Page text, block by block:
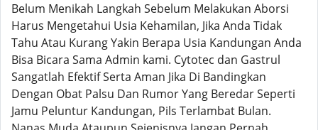
Belum Menikah Langkah Sebelum Melakukan Aborsi
Harus Mengetahui Usia Kehamilan, Jika Anda Tidak
Tahu Atau Kurang Yakin Berapa Usia Kandungan Anda
Bisa Bicara Sama Admin kami. Cytotec dan Gastrul
Sangatlah Efektif Serta Aman Jika Di Bandingkan
Dengan Obat Palsu Dan Rumor Yang Beredar Seperti
Jamu Peluntur Kandungan, Pils Terlambat Bulan.